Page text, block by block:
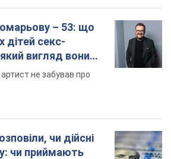
– 53: що
дітей секс-
вигляд вони
не забував про
чи дійсні
чи приймають